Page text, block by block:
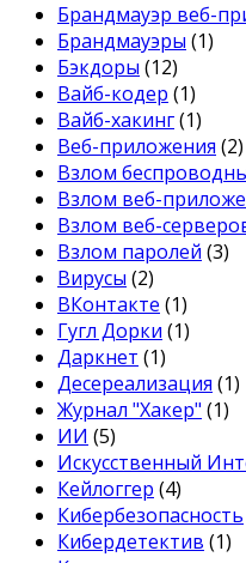
Брандмауэр веб-
Брандмауэры (1)
Бэкдоры (12)
Вайб-кодер (1)
Вайб-хакинг(1)
Веб-приложения (2)
Взлом
Взлом веб-
Взлом веб-
Взлом паролей (3)
Вирусы (2)
ВКонтакте (1)
Гугл Дорки (1)
Даркнет (1)
Десереализация (1)
Журнал "Хакер" (1)
ИИ (5)
Искусственный
Кейлоггер (4)
Кибербезопасность
Кибердетектив (1)